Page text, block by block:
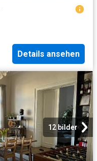
Details ansehen
12 bilder